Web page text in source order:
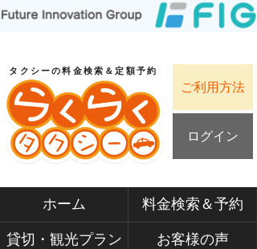
タクシーの料金検索＆定額予約
ご利用方法
ログイン
ホーム 料金検索＆予約
貸切・観光プラン お客様の声